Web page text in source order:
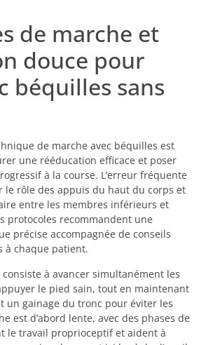
de marche et
douce pour
béquilles sans
de marche avec béquilles est
une rééducation efficace et poser
à la course. L’erreur fréquente
le rôle des appuis du haut du corps et
entre les membres inférieurs et
protocoles recommandent une
précise accompagnée de conseils
à chaque patient.
à avancer simultanément les
le pied sain, tout en maintenant
un gainage du tronc pour éviter les
est d’abord lente, avec des phases de
le travail proprioceptif et aident à